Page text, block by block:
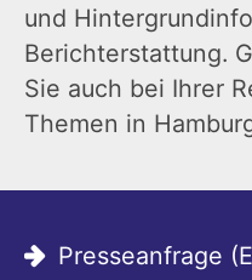
und
Berichterstattung.
Sie auch bei Ihrer
Themen in
Presseanfrage